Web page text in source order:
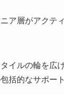
ア層がアクテ
イルの輪を広
括的なサポー